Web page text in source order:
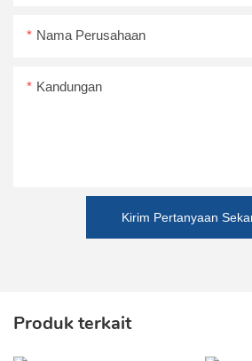
Nama Perusahaan
Kandungan
Kirim Pertanyaan
Produk terkait